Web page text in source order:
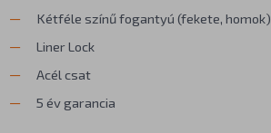
Kétféle színű fogantyú (fekete, homok)
Liner Lock
Acél csat
5 év garancia